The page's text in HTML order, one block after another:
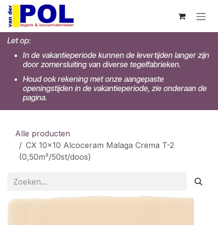
Overslaan naar inhoud
Let op:
In de vakantieperiode kunnen de levertijden langer zijn
door zomersluiting van diverse tegelfabrieken.
Houd ook rekening met onze aangepaste
openingstijden in de vakantieperiode, zie onderaan de
pagina.
Alle producten
CX 10x10 Alcoceram Malaga Crema T-2
(0,50m²/50st/doos)